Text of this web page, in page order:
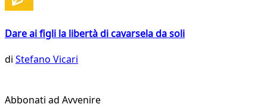
Dare ai figli la libertà di cavarsela da soli
di Stefano Vicari
Abbonati ad Avvenire